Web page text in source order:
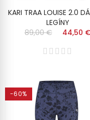
KARI TRAA LOUISE 2.0
LEGÍNY
89,00 €
44,50
-60%